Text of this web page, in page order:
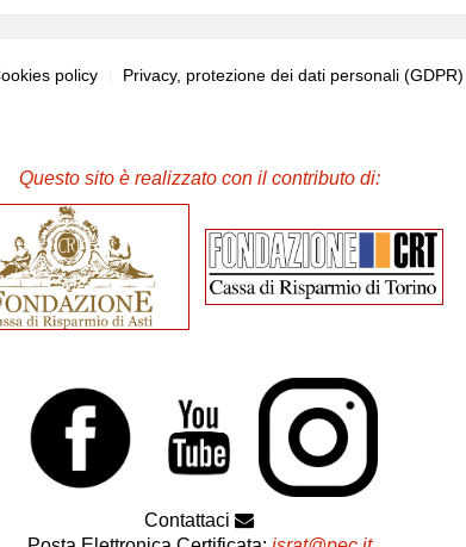
policy Privacy, protezione dei dati personali
Questo sito è realizzato con il contributo di:
Contattaci